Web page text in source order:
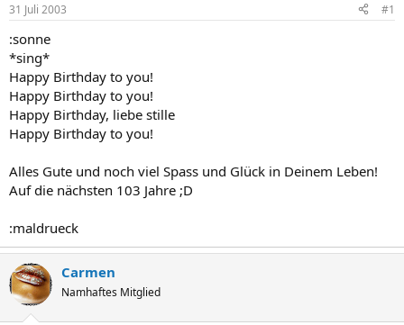
e
r
t
31 Juli 2003 #1
:sonne
*sing*
Happy Birthday to you!
Happy Birthday to you!
Happy Birthday, liebe stille
Happy Birthday to you!
Alles Gute und noch viel Spass und Glück in Deinem Leben!
Auf die nächsten 103 Jahre ;D
:maldrueck
Carmen
Namhaftes Mitglied